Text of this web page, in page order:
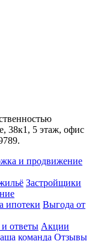
38к1, 5 этаж, офис
и продвижение
Застройщики
ипотеки Выгода от
ответы Акции
команда Отзывы